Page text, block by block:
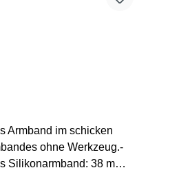
Armband im schicken
ohne Werkzeug.-
38 mm /